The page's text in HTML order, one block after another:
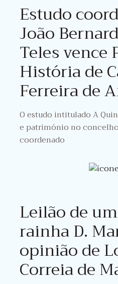
Estudo
João
Teles vence
História de
Ferreira de
O estudo intitulado A
e património no concelho
coordenado
Leilão de
rainha D.
opinião de
Correia de